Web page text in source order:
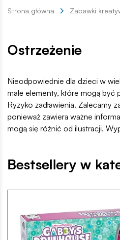
Strona główna Zabawki
Ostrzeżenie
Nieodpowiednie dla dzieci w
małe elementy, które mogą być
Ryzyko zadławienia. Zalecamy
ponieważ zawiera ważne
mogą się różnić od ilustracji.
Bestsellery w